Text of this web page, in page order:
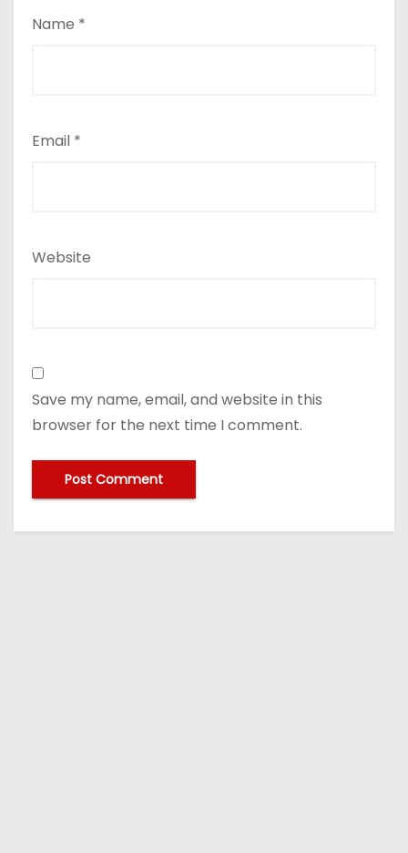
Name *
Email *
Website
Save my name, email, and website in this
browser for the next time I comment.